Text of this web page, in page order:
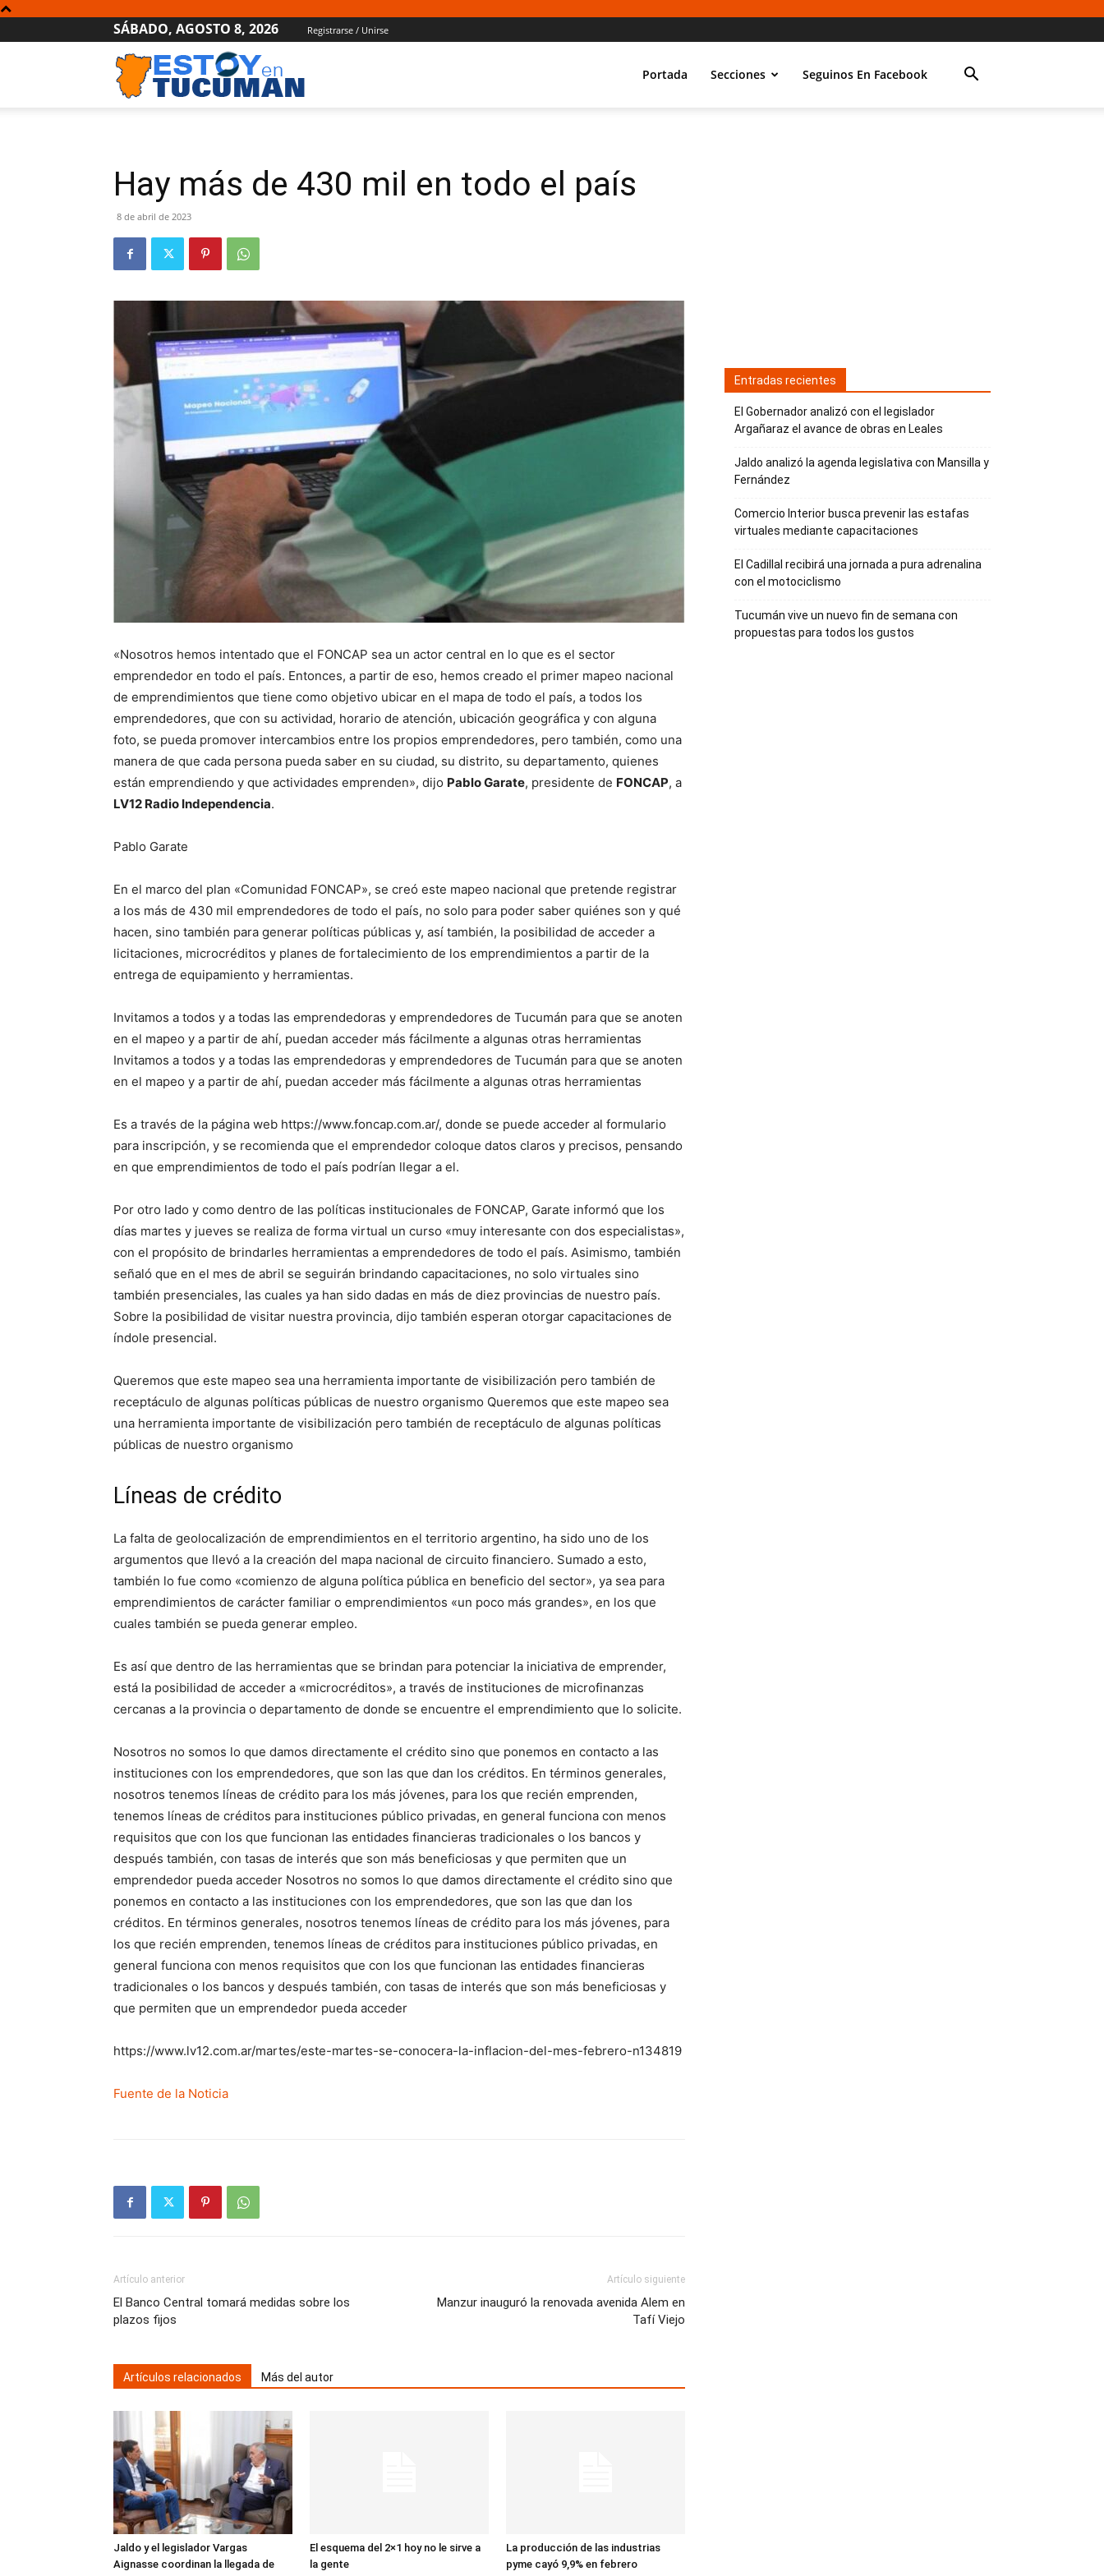
SÁBADO, AGOSTO 8, 2026 Registrarse / Unirse
Portada Secciones Seguinos En Facebook
Hay más de 430 mil en todo el país
8 de abril de 2023
«Nosotros hemos intentado que el FONCAP sea un actor central en lo que es el sector
emprendedor en todo el país. Entonces, a partir de eso, hemos creado el primer mapeo nacional
de emprendimientos que tiene como objetivo ubicar en el mapa de todo el país, a todos los
emprendedores, que con su actividad, horario de atención, ubicación geográfica y con alguna
foto, se pueda promover intercambios entre los propios emprendedores, pero también, como una
manera de que cada persona pueda saber en su ciudad, su distrito, su departamento, quienes
están emprendiendo y que actividades emprenden», dijo Pablo Garate, presidente de FONCAP, a
LV12 Radio Independencia.
Pablo Garate
En el marco del plan «Comunidad FONCAP», se creó este mapeo nacional que pretende registrar
a los más de 430 mil emprendedores de todo el país, no solo para poder saber quiénes son y qué
hacen, sino también para generar políticas públicas y, así también, la posibilidad de acceder a
licitaciones, microcréditos y planes de fortalecimiento de los emprendimientos a partir de la
entrega de equipamiento y herramientas.
Invitamos a todos y a todas las emprendedoras y emprendedores de Tucumán para que se anoten
en el mapeo y a partir de ahí, puedan acceder más fácilmente a algunas otras herramientas
Invitamos a todos y a todas las emprendedoras y emprendedores de Tucumán para que se anoten
en el mapeo y a partir de ahí, puedan acceder más fácilmente a algunas otras herramientas
Es a través de la página web https://www.foncap.com.ar/, donde se puede acceder al formulario
para inscripción, y se recomienda que el emprendedor coloque datos claros y precisos, pensando
en que emprendimientos de todo el país podrían llegar a el.
Por otro lado y como dentro de las políticas institucionales de FONCAP, Garate informó que los
días martes y jueves se realiza de forma virtual un curso «muy interesante con dos especialistas»,
con el propósito de brindarles herramientas a emprendedores de todo el país. Asimismo, también
señaló que en el mes de abril se seguirán brindando capacitaciones, no solo virtuales sino
también presenciales, las cuales ya han sido dadas en más de diez provincias de nuestro país.
Sobre la posibilidad de visitar nuestra provincia, dijo también esperan otorgar capacitaciones de
índole presencial.
Queremos que este mapeo sea una herramienta importante de visibilización pero también de
receptáculo de algunas políticas públicas de nuestro organismo Queremos que este mapeo sea
una herramienta importante de visibilización pero también de receptáculo de algunas políticas
públicas de nuestro organismo
Líneas de crédito
La falta de geolocalización de emprendimientos en el territorio argentino, ha sido uno de los
argumentos que llevó a la creación del mapa nacional de circuito financiero. Sumado a esto,
también lo fue como «comienzo de alguna política pública en beneficio del sector», ya sea para
emprendimientos de carácter familiar o emprendimientos «un poco más grandes», en los que
cuales también se pueda generar empleo.
Es así que dentro de las herramientas que se brindan para potenciar la iniciativa de emprender,
está la posibilidad de acceder a «microcréditos», a través de instituciones de microfinanzas
cercanas a la provincia o departamento de donde se encuentre el emprendimiento que lo solicite.
Nosotros no somos lo que damos directamente el crédito sino que ponemos en contacto a las
instituciones con los emprendedores, que son las que dan los créditos. En términos generales,
nosotros tenemos líneas de crédito para los más jóvenes, para los que recién emprenden,
tenemos líneas de créditos para instituciones público privadas, en general funciona con menos
requisitos que con los que funcionan las entidades financieras tradicionales o los bancos y
después también, con tasas de interés que son más beneficiosas y que permiten que un
emprendedor pueda acceder Nosotros no somos lo que damos directamente el crédito sino que
ponemos en contacto a las instituciones con los emprendedores, que son las que dan los
créditos. En términos generales, nosotros tenemos líneas de crédito para los más jóvenes, para
los que recién emprenden, tenemos líneas de créditos para instituciones público privadas, en
general funciona con menos requisitos que con los que funcionan las entidades financieras
tradicionales o los bancos y después también, con tasas de interés que son más beneficiosas y
que permiten que un emprendedor pueda acceder
https://www.lv12.com.ar/martes/este-martes-se-conocera-la-inflacion-del-mes-febrero-n134819
Fuente de la Noticia
Artículo anterior
El Banco Central tomará medidas sobre los
plazos fijos
Artículo siguiente
Manzur inauguró la renovada avenida Alem en
Tafí Viejo
Artículos relacionados Más del autor
Jaldo y el legislador Vargas
Aignasse coordinan la llegada de
El esquema del 2×1 hoy no le sirve a
la gente
La producción de las industrias
pyme cayó 9,9% en febrero
Entradas recientes
El Gobernador analizó con el legislador
Argañaraz el avance de obras en Leales
Jaldo analizó la agenda legislativa con Mansilla y
Fernández
Comercio Interior busca prevenir las estafas
virtuales mediante capacitaciones
El Cadillal recibirá una jornada a pura adrenalina
con el motociclismo
Tucumán vive un nuevo fin de semana con
propuestas para todos los gustos